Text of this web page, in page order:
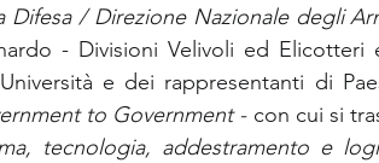
Difesa / Direzione Nazionale degli
- Divisioni Velivoli ed
e dei rappresentanti di
to Government - con cui si
tecnologia, addestramento e